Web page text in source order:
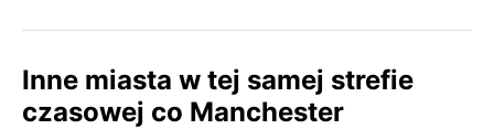
Inne miasta w tej samej strefie
czasowej co Manchester